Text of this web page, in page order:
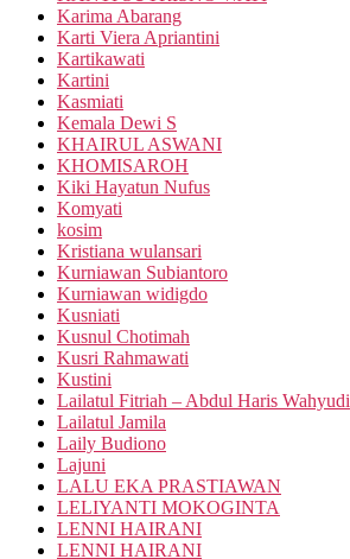
Karima Abarang
Karti Viera Apriantini
Kartikawati
Kartini
Kasmiati
Kemala Dewi S
KHAIRUL ASWANI
KHOMISAROH
Kiki Hayatun Nufus
Komyati
kosim
Kristiana wulansari
Kurniawan Subiantoro
Kurniawan widigdo
Kusniati
Kusnul Chotimah
Kusri Rahmawati
Kustini
Lailatul Fitriah – Abdul Haris Wahyudi
Lailatul Jamila
Laily Budiono
Lajuni
LALU EKA PRASTIAWAN
LELIYANTI MOKOGINTA
LENNI HAIRANI
LENNI HAIRANI